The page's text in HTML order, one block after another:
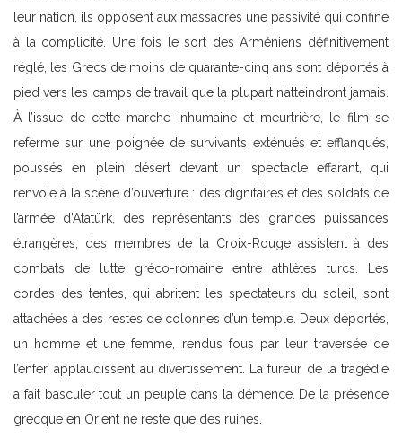
leur nation, ils opposent aux massacres une passivité qui confine
à la complicité. Une fois le sort des Arméniens définitivement
réglé, les Grecs de moins de quarante-cinq ans sont déportés à
pied vers les camps de travail que la plupart n’atteindront jamais.
À l’issue de cette marche inhumaine et meurtrière, le film se
referme sur une poignée de survivants exténués et efflanqués,
poussés en plein désert devant un spectacle effarant, qui
renvoie à la scène d’ouverture : des dignitaires et des soldats de
l’armée d’Atatürk, des représentants des grandes puissances
étrangères, des membres de la Croix-Rouge assistent à des
combats de lutte gréco-romaine entre athlètes turcs. Les
cordes des tentes, qui abritent les spectateurs du soleil, sont
attachées à des restes de colonnes d’un temple. Deux déportés,
un homme et une femme, rendus fous par leur traversée de
l’enfer, applaudissent au divertissement. La fureur de la tragédie
a fait basculer tout un peuple dans la démence. De la présence
grecque en Orient ne reste que des ruines.